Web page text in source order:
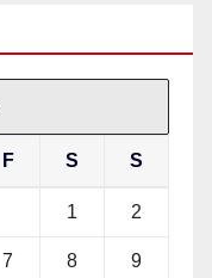
F S S
1 2
7 8 9